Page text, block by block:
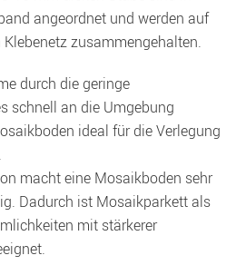
angeordnet und werden auf
zusammengehalten.
durch die geringe
schnell an die Umgebung
ideal für die Verlegung
macht eine Mosaikboden sehr
Dadurch ist Mosaikparkett als
mit stärkerer